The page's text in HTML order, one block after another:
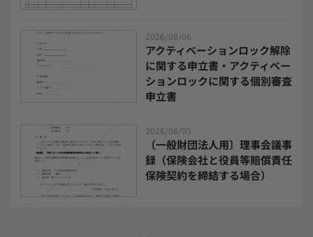
リモートアクセスツール
電子請求書システム 人事評価システム
セキュリティ・ゼロトラスト
勤怠管理システム
2026/08/06
アクティベーションロック解除
に関する申立書・アクティベー
ションロックに関する個別審査
申立書
2026/08/05
〔一般財団法人用〕理事会議事
録（保険会社と役員等賠償責任
保険契約を締結する場合）